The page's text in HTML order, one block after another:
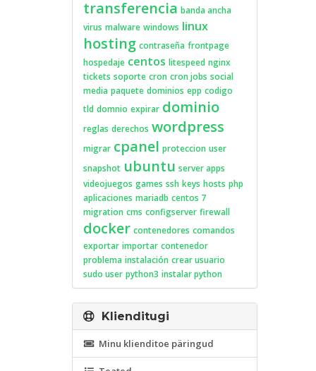
transferencia banda ancha
virus malware windows linux
hosting contraseña frontpage
hospedaje centos litespeed nginx
tickets soporte cron cron jobs social
media paquete dominios epp codigo
tld domnio expirar dominio
reglas derechos wordpress
migrar cpanel proteccion user
snapshot ubuntu server apps
videojuegos games ssh keys hosts php
aplicaciones mariadb centos 7
migration cms configserver firewall
docker contenedores comandos
exportar importar contenedor
problema instalación crear usuario
sudo user python3 instalar python
Klienditugi
Minu klienditoe päringud